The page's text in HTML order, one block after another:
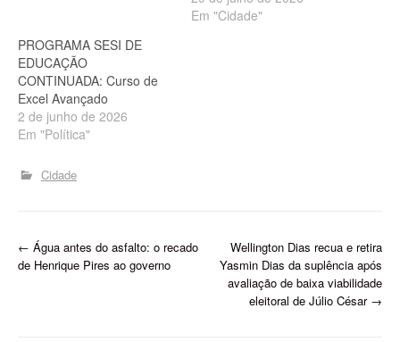
Em "Cidade"
PROGRAMA SESI DE
EDUCAÇÃO
CONTINUADA: Curso de
Excel Avançado
2 de junho de 2026
Em "Política"
Cidade
P
← Água antes do asfalto: o recado
de Henrique Pires ao governo
Wellington Dias recua e retira
Yasmin Dias da suplência após
avaliação de baixa viabilidade
eleitoral de Júlio César →